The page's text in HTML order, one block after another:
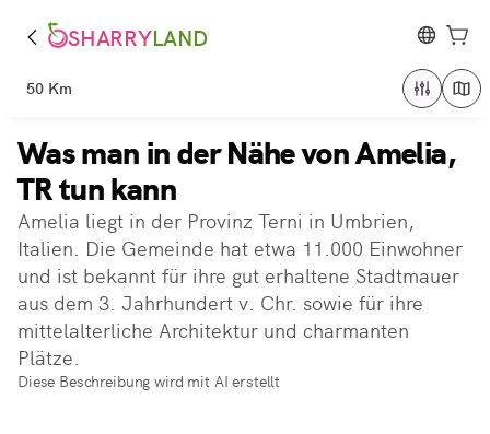
SHARRYLAND
50 Km
Was man in der Nähe von Amelia,
TR tun kann
Amelia liegt in der Provinz Terni in Umbrien,
Italien. Die Gemeinde hat etwa 11.000 Einwohner
und ist bekannt für ihre gut erhaltene Stadtmauer
aus dem 3. Jahrhundert v. Chr. sowie für ihre
mittelalterliche Architektur und charmanten
Plätze.
Diese Beschreibung wird mit AI erstellt